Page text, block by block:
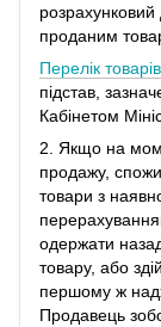
проданим
Перелік
підстав,
Кабінетом
2. Якщо на
продажу,
товари з
одержати
товару, або
першому ж
Продавець